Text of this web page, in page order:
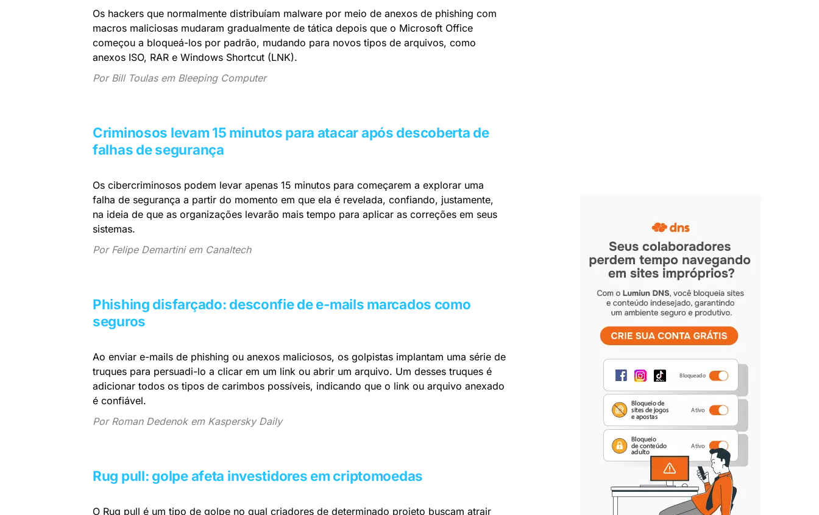
Os hackers que normalmente distribuíam malware por meio de anexos de phishing com
macros maliciosas mudaram gradualmente de tática depois que o Microsoft Office
começou a bloqueá-los por padrão, mudando para novos tipos de arquivos, como
anexos ISO, RAR e Windows Shortcut (LNK).
Por Bill Toulas em Bleeping Computer
Criminosos levam 15 minutos para atacar após descoberta de
falhas de segurança
Os cibercriminosos podem levar apenas 15 minutos para começarem a explorar uma
falha de segurança a partir do momento em que ela é revelada, confiando, justamente,
na ideia de que as organizações levarão mais tempo para aplicar as correções em seus
sistemas.
Por Felipe Demartini em Canaltech
Phishing disfarçado: desconfie de e-mails marcados como
seguros
Ao enviar e-mails de phishing ou anexos maliciosos, os golpistas implantam uma série de
truques para persuadi-lo a clicar em um link ou abrir um arquivo. Um desses truques é
adicionar todos os tipos de carimbos possíveis, indicando que o link ou arquivo anexado
é confiável.
Por Roman Dedenok em Kaspersky Daily
Rug pull: golpe afeta investidores em criptomoedas
O Rug pull é um tipo de golpe no qual criadores de determinado projeto buscam atrair